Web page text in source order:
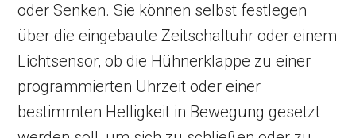
oder Senken. Sie können selbst festlegen
über die eingebaute Zeitschaltuhr oder einem
Lichtsensor, ob die Hühnerklappe zu einer
programmierten Uhrzeit oder einer
bestimmten Helligkeit in Bewegung gesetzt